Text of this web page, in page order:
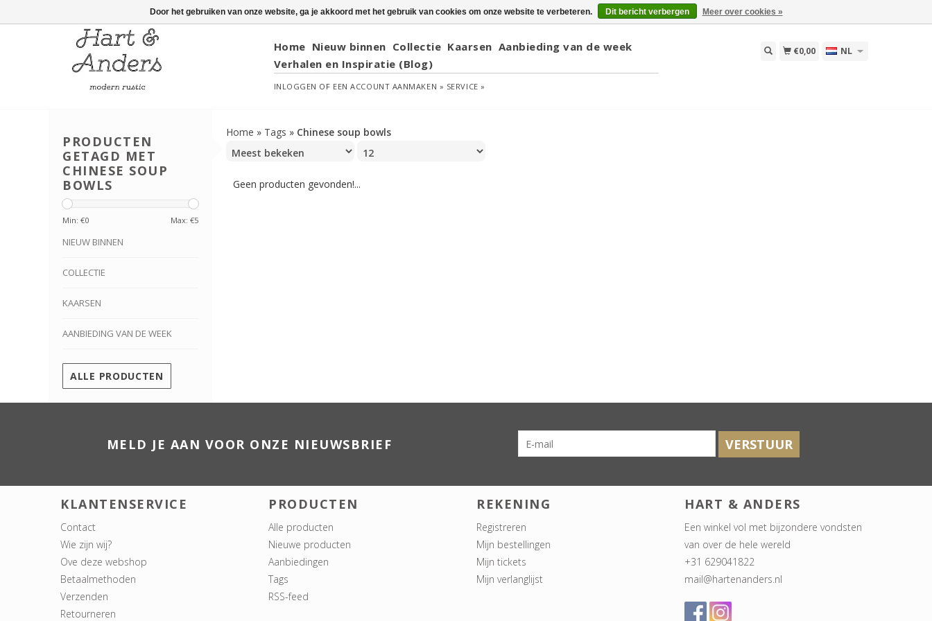
Home Nieuw binnen Collectie Kaarsen Aanbieding van de week
Verhalen en Inspiratie (Blog)
INLOGGEN OF EEN ACCOUNT AANMAKEN » SERVICE »
€0,00 NL
PRODUCTEN
GETAGD MET
CHINESE SOUP
BOWLS
Min: €0 Max: €5
NIEUW BINNEN
COLLECTIE
KAARSEN
AANBIEDING VAN DE WEEK
ALLE PRODUCTEN
Home » Tags » Chinese soup bowls
Geen producten gevonden!...
MELD JE AAN VOOR ONZE NIEUWSBRIEF VERSTUUR
KLANTENSERVICE
Contact
Wie zijn wij?
Ove deze webshop
Betaalmethoden
Verzenden
Retourneren
PRODUCTEN
Alle producten
Nieuwe producten
Aanbiedingen
Tags
RSS-feed
REKENING
Registreren
Mijn bestellingen
Mijn tickets
Mijn verlanglijst
HART & ANDERS
Een winkel vol met bijzondere vondsten
van over de hele wereld
+31 629041822
mail@hartenanders.nl
Door het gebruiken van onze website, ga je akkoord met het gebruik van cookies om onze website te verbeteren. Dit bericht verbergen Meer over cookies »